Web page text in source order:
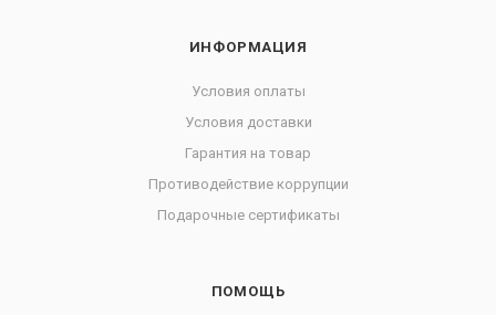
ИНФОРМАЦИЯ
Условия оплаты
Условия доставки
Гарантия на товар
Противодействие коррупции
Подарочные сертификаты
ПОМОЩЬ